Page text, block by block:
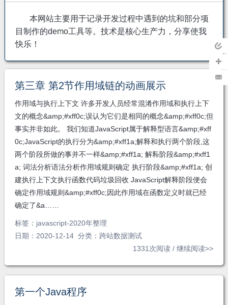
返回
主页
加关
本网站主要用于记录开发过程中遇到的坑和部分项
目制作的demo工具等。技术是核心生产力，分享使我
快乐！
第三章 第2节作用域链的动画展示
作用域与执行上下文 许多开发人员经常混淆作用域和执行上下
文的概念&amp;#xff0c;误认为它们是相同的概念&amp;#xff0c;但
事实并非如此。 我们知道JavaScript属于解释型语言&amp;#xff
0c;JavaScript的执行分为&amp;#xff1a;解释和执行两个阶段,这
两个阶段所做的事并不一样&amp;#xff1a; 解释阶段&amp;#xff1
a; 词法分析语法分析作用域规则确定 执行阶段&amp;#xff1a; 创
建执行上下文执行函数代码垃圾回收 JavaScript解释阶段便会
确定作用域规则&amp;#xff0c;因此作用域在函数定义时就已经
确定了&a……
标签： javascript-2020年整理
日期：2020-12-14 分类： 跨站数据测试
1331次阅读 /继续阅读>>
第一个Java程序